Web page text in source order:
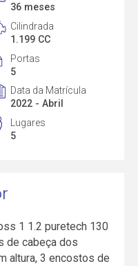
36 meses
Cilindrada
1.199 CC
Portas
5
Data da Matrícula
2022 - Abril
Lugares
5
1 1.2 puretech 130
de cabeça dos
altura, 3 encostos de